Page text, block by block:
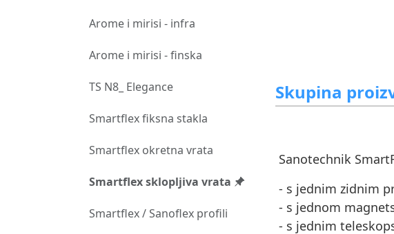
Arome i mirisi - infra
Arome i mirisi - finska
TS N8_ Elegance
Smartflex fiksna stakla
Smartflex okretna vrata
Smartflex sklopljiva vrata
Smartflex / Sanoflex profili
Skupina
Sanotechnik
- s jednim zidnim
- s jednom
- s jednim